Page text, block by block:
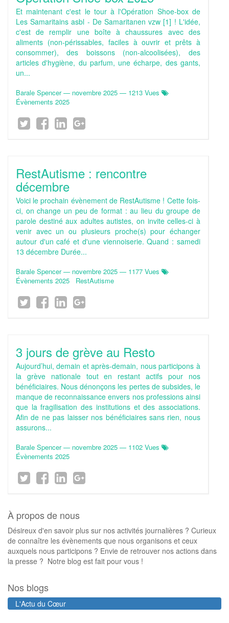
Et maintenant c'est le tour à l'Opération Shoe-box de
Les Samaritains asbl - De Samaritanen vzw [1] ! L'idée,
c'est de remplir une boîte à chaussures avec des
aliments (non-périssables, faciles à ouvrir et prêts à
consommer), des boissons (non-alcoolisées), des
articles d'hygiène, du parfum, une écharpe, des gants,
un...
Barale Spencer— novembre 2025 — 1213 Vues
Évènements 2025
RestAutisme : rencontre
décembre
Voici le prochain évènement de RestAutisme ! Cette fois-
ci, on change un peu de format : au lieu du groupe de
parole destiné aux adultes autistes, on invite celles-ci à
venir avec un ou plusieurs proche(s) pour échanger
autour d'un café et d'une viennoiserie. Quand : samedi
13 décembre Durée...
Barale Spencer— novembre 2025 — 1177 Vues
Évènements 2025
RestAutisme
3 jours de grève au Resto
Aujourd’hui, demain et après-demain, nous participons à
la grève nationale tout en restant actifs pour nos
bénéficiaires. Nous dénonçons les pertes de subsides, le
manque de reconnaissance envers nos professions ainsi
que la fragilisation des institutions et des associations.
Afin de ne pas laisser nos bénéficiaires sans rien, nous
assurons...
Barale Spencer— novembre 2025 — 1102 Vues
Évènements 2025
À propos de nous
Désireux d'en savoir plus sur nos activités journalières ? Curieux
de connaître les évènements que nous organisons et ceux
auxquels nous participons ? Envie de retrouver nos actions dans
la presse ? Notre blog est fait pour vous !
Nos blogs
L'Actu du Cœur